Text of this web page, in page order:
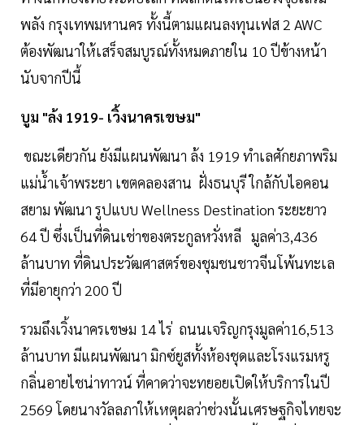
พลัง กรุงเทพมหานคร ทั้งนี้ตามแผนลงทุนเฟส 2 AWC
ต้องพัฒนาให้เสร็จสมบูรณ์ทั้งหมดภายใน 10 ปีข้างหน้า
นับจากปีนี้
บูม "ล้ง 1919- เวิ้งนาครเขษม"
ขณะเดียวกัน ยังมีแผนพัฒนา ล้ง 1919 ทำเลศักยภาพริม
แม่นํ้าเจ้าพระยา เขตคลองสาน ฝั่งธนบุรี ใกล้กับไอคอน
สยาม พัฒนา รูปแบบ Wellness Destination ระยะยาว
64 ปี ซึ่งเป็นที่ดินเช่าของตระกูลหวั่งหลี มูลค่า3,436
ล้านบาท ที่ดินประวัฒศาสตร์ของชุมชนชาวจีนโพ้นทะเล
ที่มีอายุกว่า 200 ปี
รวมถึงเวิ้งนาครเขษม 14 ไร่ ถนนเจริญกรุงมูลค่า16,513
ล้านบาท มีแผนพัฒนา มิกซ์ยูสทั้งห้องชุดและโรงแรมหรู
กลิ่นอายไชน่าทาวน์ ที่คาดว่าจะทยอยเปิดให้บริการในปี
2569 โดยนางวัลลภาให้เหตุผลว่าช่วงนั้นเศรษฐกิจไทยจะ